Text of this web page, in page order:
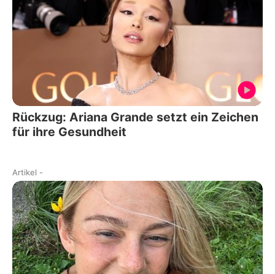
Rückzug: Ariana Grande setzt ein Zeichen
für ihre Gesundheit
Artikel -